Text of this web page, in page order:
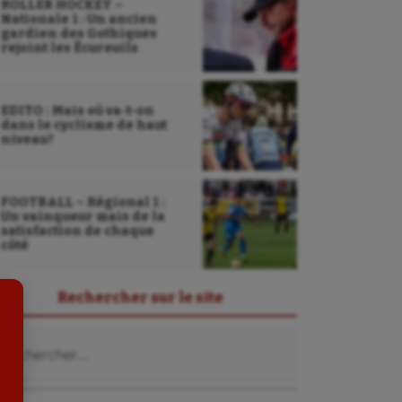
Sarbacane
Sport adapté
Sport santé
Sport-entreprise
Sport-santé
ROLLER HOCKEY –
Nationale 1 : Un ancien
gardien des Gothiques
rejoint les Écureuils
EDITO : Mais où va-t-on
dans le cyclisme de haut
niveau?
FOOTBALL – Régional 1 :
Un vainqueur mais de la
satisfaction de chaque
côté
Rechercher sur le site
: